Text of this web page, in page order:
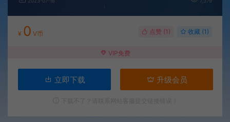
¥ 0 V币 点赞 (1 ) 收藏 (1)
VIP免费
立即下载 升级会员